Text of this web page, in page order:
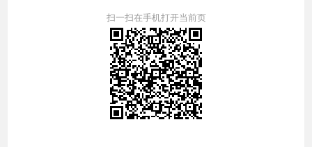
扫一扫在手机打开当前页